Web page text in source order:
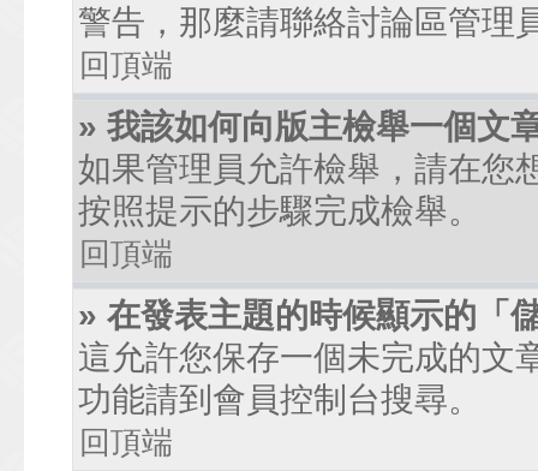
警告，那麼請聯絡討論區管理
回頂端
» 我該如何向版主檢舉一個文
如果管理員允許檢舉，請在您
按照提示的步驟完成檢舉。
回頂端
» 在發表主題的時候顯示的「
這允許您保存一個未完成的文
功能請到會員控制台搜尋。
回頂端